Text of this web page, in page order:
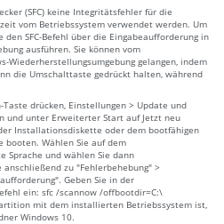
(SFC) keine Integritätsfehler für die
vom Betriebssystem verwendet werden. Um
SFC-Befehl über die Eingabeaufforderung in
ausführen. Sie können vom
Wiederherstellungsumgebung gelangen, indem
die Umschalttaste gedrückt halten, während
drücken, Einstellungen > Update und
und unter Erweiterter Start auf Jetzt neu
Installationsdiskette oder dem bootfähigen
booten. Wählen Sie auf dem
Sprache und wählen Sie dann
zu "Fehlerbehebung" >
Geben Sie in der
ein: sfc /scannow /offbootdir=C:\
mit dem installierten Betriebssystem ist,
Windows 10.